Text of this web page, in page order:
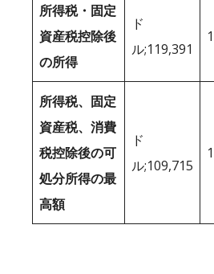
所得税・固定
資産税控除後
の所得
ド
ル;119,391
所得税、固定
資産税、消費
税控除後の可
処分所得の最
高額
ド
ル;109,715